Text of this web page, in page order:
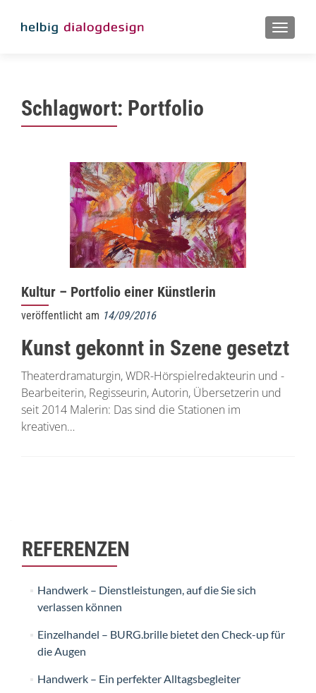
MENU
Schlagwort: Portfolio
Kultur – Portfolio einer Künstlerin
veröffentlicht am 14/09/2016
Kunst gekonnt in Szene gesetzt
Theaterdramaturgin, WDR-Hörspielredakteurin und -
Bearbeiterin, Regisseurin, Autorin, Übersetzerin und
seit 2014 Malerin: Das sind die Stationen im
kreativen…
REFERENZEN
Handwerk – Dienstleistungen, auf die Sie sich
verlassen können
Einzelhandel – BURG.brille bietet den Check-up für
die Augen
Handwerk – Ein perfekter Alltagsbegleiter